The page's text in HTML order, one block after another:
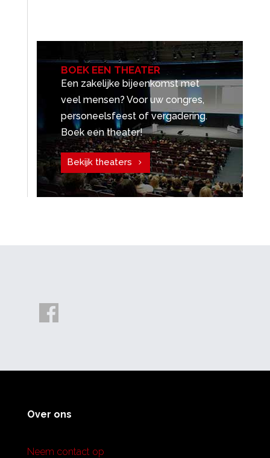
BOEK EEN THEATER
Een zakelijke bijeenkomst met
veel mensen? Voor uw congres,
personeelsfeest of vergadering.
Boek een theater!
Bekijk theaters
Over ons
Neem contact op